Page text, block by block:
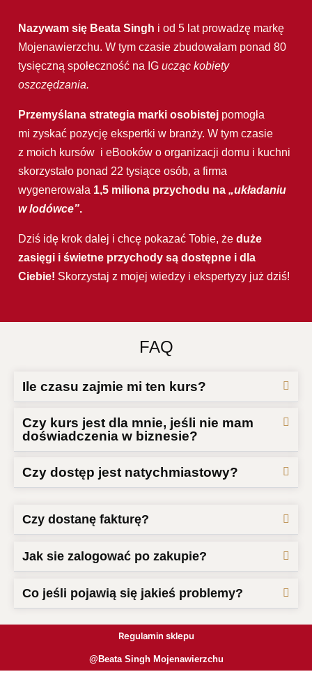
Nazywam się Beata Singh i od 5 lat prowadzę markę
Mojenawierzchu. W tym czasie zbudowałam ponad 80
tysięczną społeczność na IG ucząc kobiety
oszczędzania.
Przemyślana strategia marki osobistej pomogła
mi zyskać pozycję ekspertki w branży. W tym czasie
z moich kursów i eBooków o organizacji domu i kuchni
skorzystało ponad 22 tysiące osób, a firma
wygenerowała 1,5 miliona przychodu na „układaniu
w lodówce”.
Dziś idę krok dalej i chcę pokazać Tobie, że duże
zasięgi i świetne przychody są dostępne i dla
Ciebie! Skorzystaj z mojej wiedzy i ekspertyzy już dziś!
FAQ
Ile czasu zajmie mi ten kurs?
Czy kurs jest dla mnie, jeśli nie mam
doświadczenia w biznesie?
Czy dostęp jest natychmiastowy?
Czy dostanę fakturę?
Jak sie zalogować po zakupie?
Co jeśli pojawią się jakieś problemy?
Regulamin sklepu
@Beata Singh Mojenawierzchu